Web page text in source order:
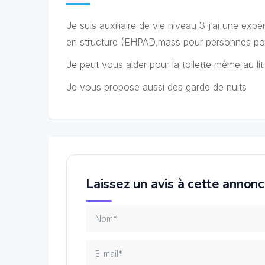
Je suis auxiliaire de vie niveau 3 j’ai une
en structure (EHPAD,mass pour personnes
Je peut vous aider pour la toilette même au
Je vous propose aussi des garde de nuits
Laissez un avis à cette